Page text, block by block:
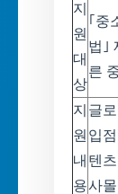
지
원
대
상
｢중
법｣
른
지
원
내
용
글
입
텐
사